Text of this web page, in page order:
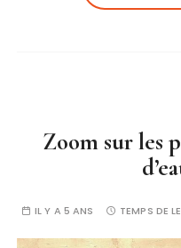
Zoom sur les
IL Y A 5 ANS TEMPS DE